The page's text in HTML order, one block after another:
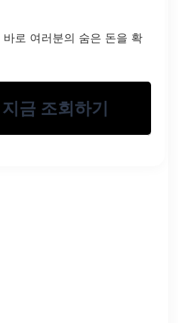
로 여러분의 숨은 돈을 확
금 조회하기